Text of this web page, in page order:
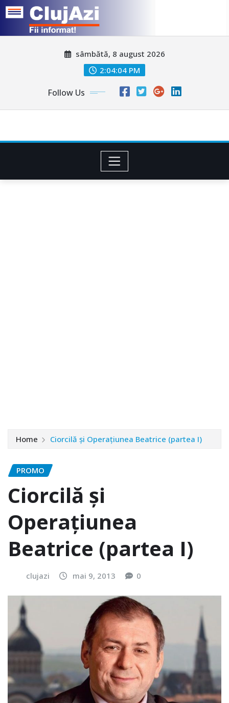
sâmbătă, 8 august 2026
2:04:06 PM
Follow Us
Home Ciorcilă și Operațiunea Beatrice (partea I)
PROMO
Ciorcilă și
Operațiunea
Beatrice (partea I)
clujazi mai 9, 2013 0